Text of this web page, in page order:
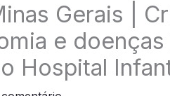
Gerais |
e doenças
Hospital